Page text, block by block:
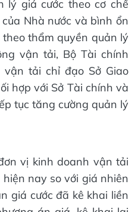
lý giá cước theo cơ chế
Nhà nước và bình ổn
thẩm quyền quản lý
vận tải, Bộ Tài chính
tải chỉ đạo Sở Giao
hợp với Sở Tài chính và
tục tăng cường quản lý
vị kinh doanh vận tải
nay so với giá nhiên
giá cước đã kê khai liền